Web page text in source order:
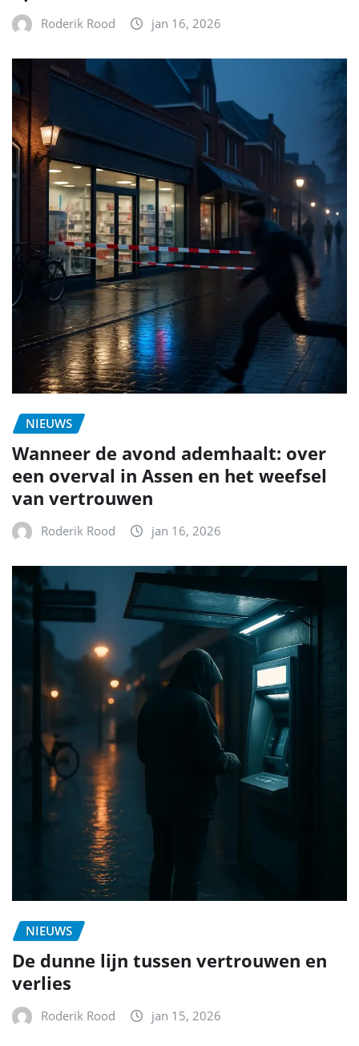
Roderik Rood jan 16, 2026
NIEUWS
Wanneer de avond ademhaalt: over
een overval in Assen en het weefsel
van vertrouwen
Roderik Rood jan 16, 2026
NIEUWS
De dunne lijn tussen vertrouwen en
verlies
Roderik Rood jan 15, 2026